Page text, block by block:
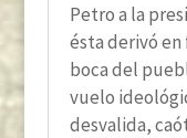
Petro a la
ésta derivó en
boca del
vuelo
desvalida,